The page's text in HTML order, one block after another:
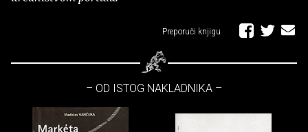
Preporuči knjigu
– OD ISTOG NAKLADNIKA –